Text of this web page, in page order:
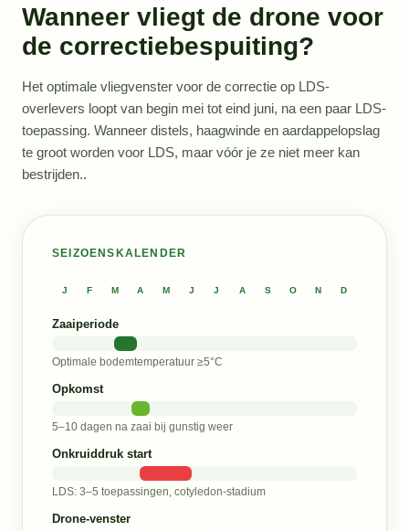
Wanneer vliegt de drone voor
de correctiebespuiting?
Het optimale vliegvenster voor de correctie op LDS-
overlevers loopt van begin mei tot eind juni, na een paar LDS-
toepassing. Wanneer distels, haagwinde en aardappelopslag
te groot worden voor LDS, maar vóór je ze niet meer kan
bestrijden..
SEIZOENSKALENDER
J F M A M J J A S O N D
Zaaiperiode
Optimale bodemtemperatuur ≥5°C
Opkomst
5–10 dagen na zaai bij gunstig weer
Onkruiddruk start
LDS: 3–5 toepassingen, cotyledon-stadium
Drone-venster